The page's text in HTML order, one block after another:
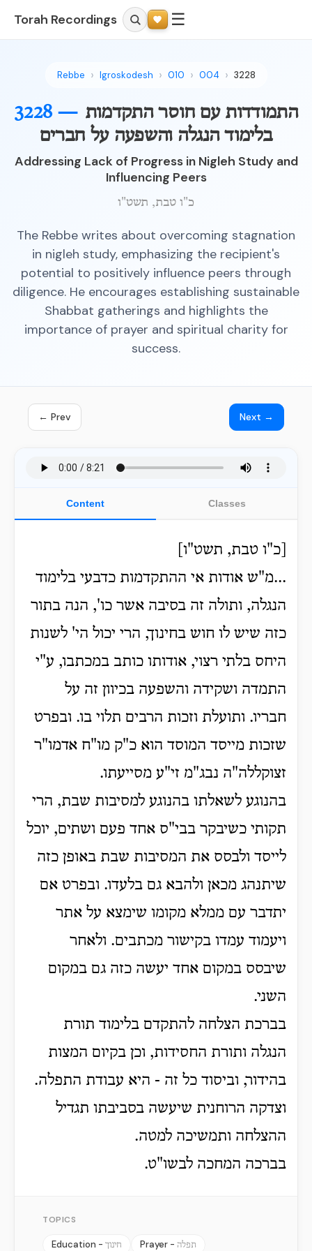
Torah Recordings ☰
Rebbe Igroskodesh 010 004 3228
3228 — התמודדות עם חוסר התקדמות
בלימוד הנגלה והשפעה על חברים
Addressing Lack of Progress in Nigleh Study and
Influencing Peers
כ"ו טבת, תשט"ו
The Rebbe writes about overcoming stagnation
in nigleh study, emphasizing the recipient's
potential to positively influence peers through
diligence. He encourages establishing sustainable
Shabbat gatherings and highlights the
importance of prayer and spiritual charity for
success.
← Prev Next →
Content Classes
[כ"ו טבת, תשט"ו]
...מ"ש אודות אי ההתקדמות כדבעי בלימוד
הנגלה, ותולה זה בסיבה אשר כו', הנה בתור
כזה שיש לו חוש בחינוך, הרי יכול הי' לשנות
היחס בלתי רצוי, אודותו כותב במכתבו, ע"י
התמדה ושקידה והשפעה בכיוון זה על
חבריו. ותועלת וזכות הרבים תלוי בו. ובפרט
שזכות מייסד המוסד הוא כ"ק מו"ח אדמו"ר
זצוקללה"ה נבג"מ זי"ע מסייעתו.
בהנוגע לשאלתו בהנוגע למסיבות שבת, הרי
תקותי כשיבקר בבי"ס אחד פעם ושתים, יוכל
לייסד ולבסס את המסיבות שבת באופן כזה
שיתנהג מכאן ולהבא גם בלעדו. ובפרט אם
יתדבר עם ממלא מקומו שימצא על אתר
ויעמוד עמדו בקישור מכתבים. ולאחר
שיבסס במקום אחד יעשה כזה גם במקום
השני.
בברכת הצלחה להתקדם בלימוד תורת
הנגלה ותורת החסידות, וכן בקיום המצות
בהידור, וביסוד כל זה - היא עבודת התפלה.
וצדקה הרוחנית שיעשה בסביבתו תגדיל
ההצלחה ותמשיכה למטה.
בברכה המחכה לבשו"ט.
TOPICS
Education - חינוך Prayer - תפלה